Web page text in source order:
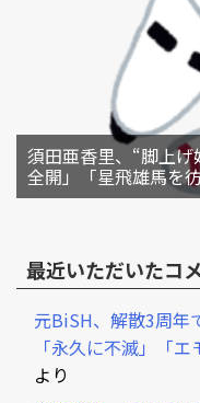
須田亜香里、“脚上
全開」「星飛雄馬を
最近いただいたコ
元BiSH、解散3周年
「永久に不滅」「エ
より